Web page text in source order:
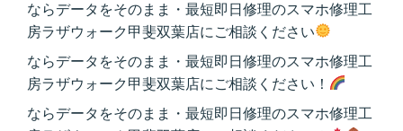
ならデータをそのまま・最短即日修理のスマホ修理工
房ラザウォーク甲斐双葉店にご相談ください
ならデータをそのまま・最短即日修理のスマホ修理工
房ラザウォーク甲斐双葉店にご相談ください！
ならデータをそのまま・最短即日修理のスマホ修理工